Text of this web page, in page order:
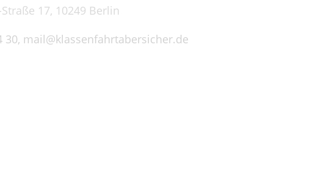
17, 10249 Berlin
30, mail@klassenfahrtabersicher.de